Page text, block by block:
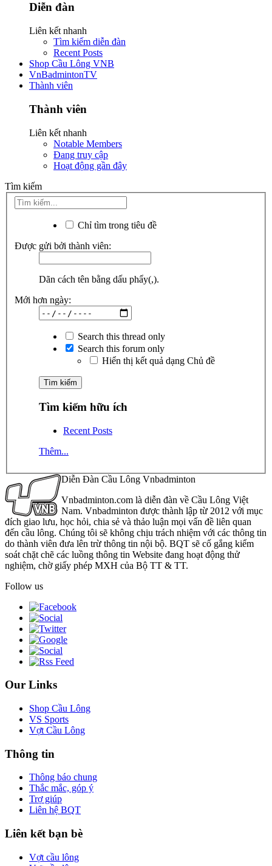
Diễn đàn
Liên kết nhanh
Tìm kiếm diễn đàn
Recent Posts
Shop Cầu Lông VNB
VnBadmintonTV
Thành viên
Thành viên
Liên kết nhanh
Notable Members
Đang truy cập
Hoạt động gần đây
Tìm kiếm
Chỉ tìm trong tiêu đề
Được gửi bởi thành viên:
Dãn cách tên bằng dấu phẩy(,).
Mới hơn ngày:
Search this thread only
Search this forum only
Hiển thị kết quả dạng Chủ đề
Tìm kiếm hữu ích
Recent Posts
Thêm...
Diễn Đàn Cầu Lông Vnbadminton
Vnbadminton.com là diễn đàn về Cầu Lông Việt
Nam. Vnbadminton được thành lập từ 2012 với mục
đích giao lưu, học hỏi, chia sẻ và thảo luận mọi vấn đề liên quan
đến cầu lông. Chúng tôi sẽ không chịu trách nhiệm với các thông tin
do thành viên đưa lên trừ thông tin nội bộ. BQT sẽ cố gắng kiểm
soát chặt chẽ các luồng thông tin Website đang hoạt động thử
nghiệm, chờ giấy phép MXH của Bộ TT & TT.
Follow us
Our Links
Shop Cầu Lông
VS Sports
Vợt Cầu Lông
Thông tin
Thông báo chung
Thắc mắc, góp ý
Trợ giúp
Liên hệ BQT
Liên kết bạn bè
Vợt cầu lông